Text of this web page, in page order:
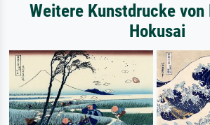
Weitere Kunstdrucke von
Hokusai